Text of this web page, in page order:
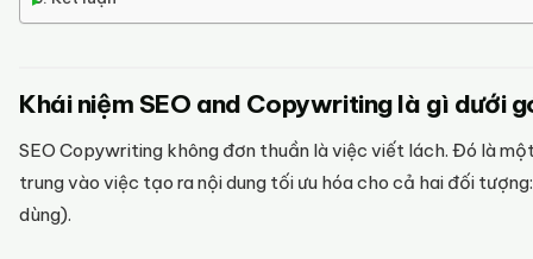
Khái niệm SEO and Copywriting là gì dưới
SEO Copywriting không đơn thuần là việc viết lách. Đó là
trung vào việc tạo ra nội dung tối ưu hóa cho cả hai đối
dùng).